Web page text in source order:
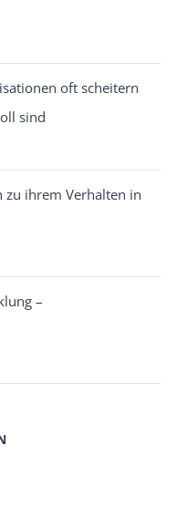
oft scheitern
sind
zu ihrem Verhalten in
–